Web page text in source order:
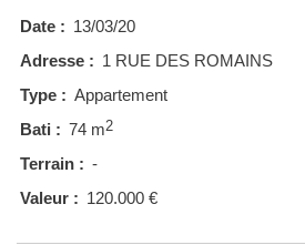
Date : 13/03/20
Adresse : 1 RUE DES ROMAINS
Type : Appartement
Bati : 74 m2
Terrain : -
Valeur : 120.000 €